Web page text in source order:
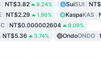
NT$3.82 8.24% SuiSUI
NT$2.29 1.96% KaspaKAS
NT$0.000002604 8.09%
NT$5.36 3.74% OndoONDO